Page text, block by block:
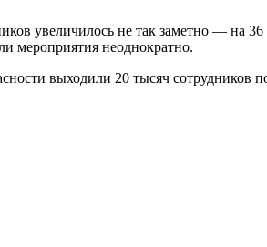
увеличилось не так заметно — на
мероприятия неоднократно.
выходили 20 тысяч сотрудников